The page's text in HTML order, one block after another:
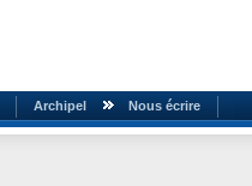
Archipel Nous écrire